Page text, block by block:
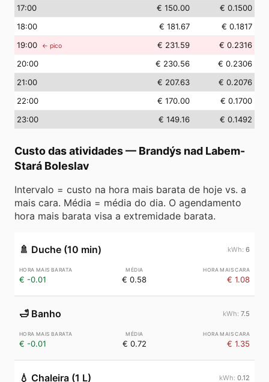
17:00 € 150.00
€ 0.1500
18:00 € 181.67
€ 0.1817
19:00 ← pico € 231.59
€ 0.2316
20:00 € 230.56
€ 0.2306
21:00 € 207.63
€ 0.2076
22:00 € 170.00
€ 0.1700
23:00 € 149.16 € 0.1492
Custo das atividades— Brandýs nad Labem-
Stará Boleslav
Intervalo = custo na hora mais barata de hoje vs. a
mais cara. Média = média do dia. O agendamento
hora mais barata visa a extremidade barata.
🚿 Duche (10 min) 6
€ -0.01 € 0.58 € 1.08
🛁 Banho 7.5
€ -0.01 € 0.72 € 1.35
💧 Chaleira (1 L) 0.12